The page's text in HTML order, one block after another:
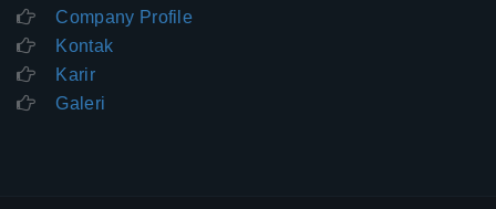
Company Profile
Kontak
Karir
Galeri